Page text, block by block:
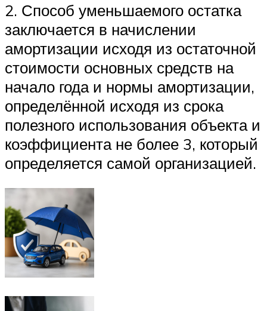
2. Способ уменьшаемого остатка
заключается в начислении
амортизации исходя из остаточной
стоимости основных средств на
начало года и нормы амортизации,
определённой исходя из срока
полезного использования объекта и
коэффициента не более 3, который
определяется самой организацией.